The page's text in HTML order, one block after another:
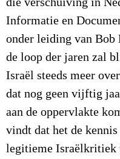
Informatie en
onder leiding van
de loop der jaren zal
Israël steeds meer
dat nog geen vijftig
aan de oppervlakte
vindt dat het de
legitieme Israëlkritiek